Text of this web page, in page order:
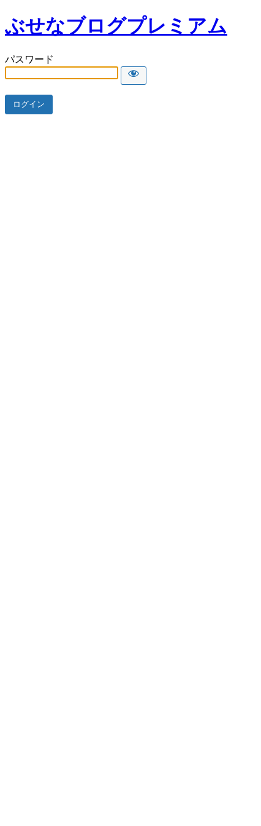
ぶせなブログプレミアム
パスワード